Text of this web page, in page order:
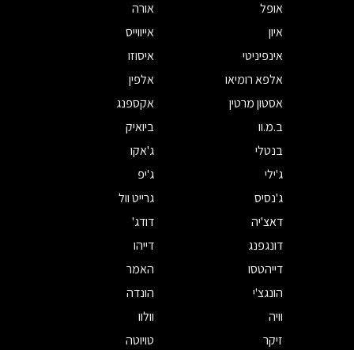
אופל
אורה
איון
אייווייס
אינפיניטי
איסוזו
אלפא רומיאו
אלפין
אסטון מרטין
אקספנג
ב.מ.וו
ביואיק
בנטלי
ג'אקו
ג'ילי
ג'יפ
ג'נסיס
גרייט וול
דאצ'יה
דודג'
דונגפנג
דייהו
דייהטסו
האמר
הונגצ'י
הונדה
וויה
וולוו
זיקר
טויוטה